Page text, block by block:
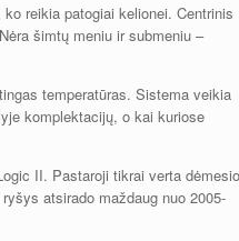
reikia patogiai kelionei. Centrinis
šimtų meniu ir submeniu –
temperatūras. Sistema veikia
komplektacijų, o kai kuriose
II. Pastaroji tikrai verta dėmesio
atsirado maždaug nuo 2005-